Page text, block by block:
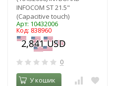
INFOCOM ST 21.5"
(Capacitive touch)
Арт: 10432006
Код: 838960
0
У кошик